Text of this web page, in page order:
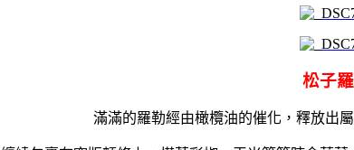
松子
滿滿的羅勒經由橄欖油的催化，釋放出